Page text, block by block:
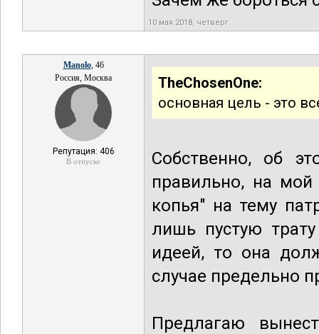
10 мая 2018, четверг
Manolo, 46
Россия, Москва
Репутация: 406
В отпуске
TheChosenOne:
основная цель - это
Собственно, об
правильно, на
копья" на тему
лишь пустую
идеей, то она
случае предельно
Предлагаю